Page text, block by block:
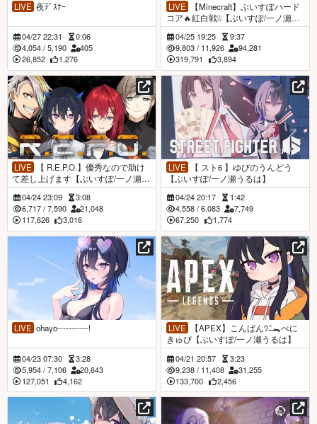
LIVE 夜ﾃﾞｽﾅｰ
04/27 22:31
0:06
4,054/ 5,190
405
26,852
1,276
LIVE
コア🔥紅白戦❕❕【ぶいすぽ/一ノ瀬う
るは】
04/25 19:25
9:37
9,803 / 11,926
94,281
319,791
3,894
LIVE
て差し上げます【ぶいすぽ/一ノ瀬う
るは】
04/24 23:09
3:08
6,717/ 7,590
21,048
117,626
3,016
LIVE
【ぶいすぽ/一ノ瀬うるは】
04/24 20:17
1:42
4,558 /6,083
7,749
67,250
1,774
LIVE ohayo-----------!
04/23 07:30
3:28
5,954/ 7,106
20,643
127,051
4,162
LIVE
きゅぴ【ぶいすぽ/一ノ瀬うるは】
04/21 20:57
3:23
9,238 / 11,408
31,255
133,700
2,456